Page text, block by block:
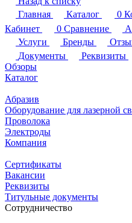
Главная
Каталог 0
Кабинет
0 Сравнение
Услуги
Бренды
Документы
Реквизиты
Обзоры
Каталог
Абразив
Оборудование для лазерной
Проволока
Электроды
Компания
Сертификаты
Вакансии
Реквизиты
Титульные документы
Сотрудничество